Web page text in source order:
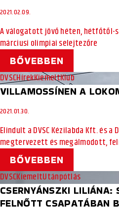
2021.02.09.
A válogatott jövő héten, hétfőtől-
márciusi olimpiai selejtezőre
BŐVEBBEN
DVSCHírekKiemeltKlub
VILLAMOSSÍNEN A
2021.01.30.
Elindult a DVSC Kézilabda Kft. és a
megtervezett és megálmodott,
BŐVEBBEN
DVSCKiemeltUtánpótlás
CSERNYÁNSZKI LILIÁNA:
FELNŐTT CSAPATÁBAN